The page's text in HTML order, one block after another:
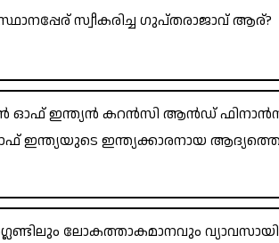
സ്വീകരിച്ച ഗുപ്തരാജാവ് ആര്?
ഓഫ് ഇന്ത്യൻ കറൻസി ആൻഡ്
ഇന്ത്യയുടെ ഇന്ത്യക്കാരനായ
ലോകത്താകമാനവും